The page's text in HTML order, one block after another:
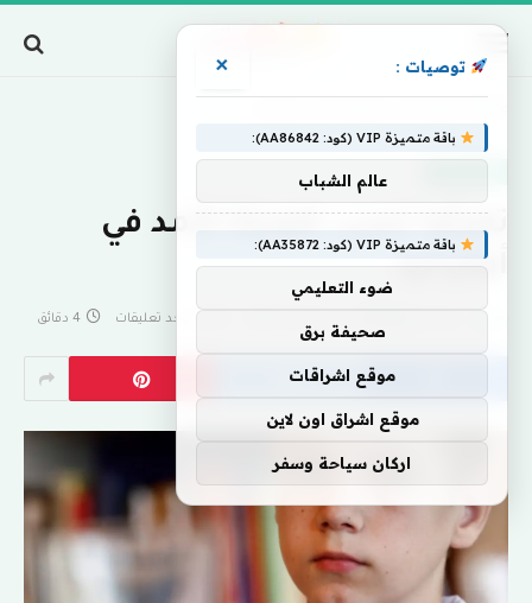
تهيأوا لحرب طويلة الأمد في
أوكرانيا
لا توجد تعليقات 4 دقائق
توصيات : ×
باقة متميزة VIP (كود: AA86842):
عالم الشباب
باقة متميزة VIP (كود: AA35872):
ضوء التعليمي
صحيفة برق
موقع اشراقات
موقع اشراق اون لاين
اركان سياحة وسفر